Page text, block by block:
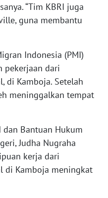
“Tim KBRI juga
guna membantu
Indonesia (PMI)
pekerjaan dari
di Kamboja. Setelah
meninggalkan tempat
Bantuan Hukum
Judha Nugraha
kerja dari
di Kamboja meningkat